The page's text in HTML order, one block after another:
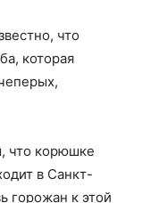
что
которая
что корюшке
в Санкт-
горожан к этой